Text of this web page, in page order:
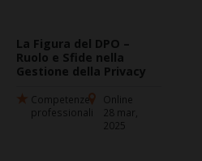
La Figura del DPO –
Ruolo e Sfide nella
Gestione della Privacy
Competenze
professionali
Online
28 mar,
2025